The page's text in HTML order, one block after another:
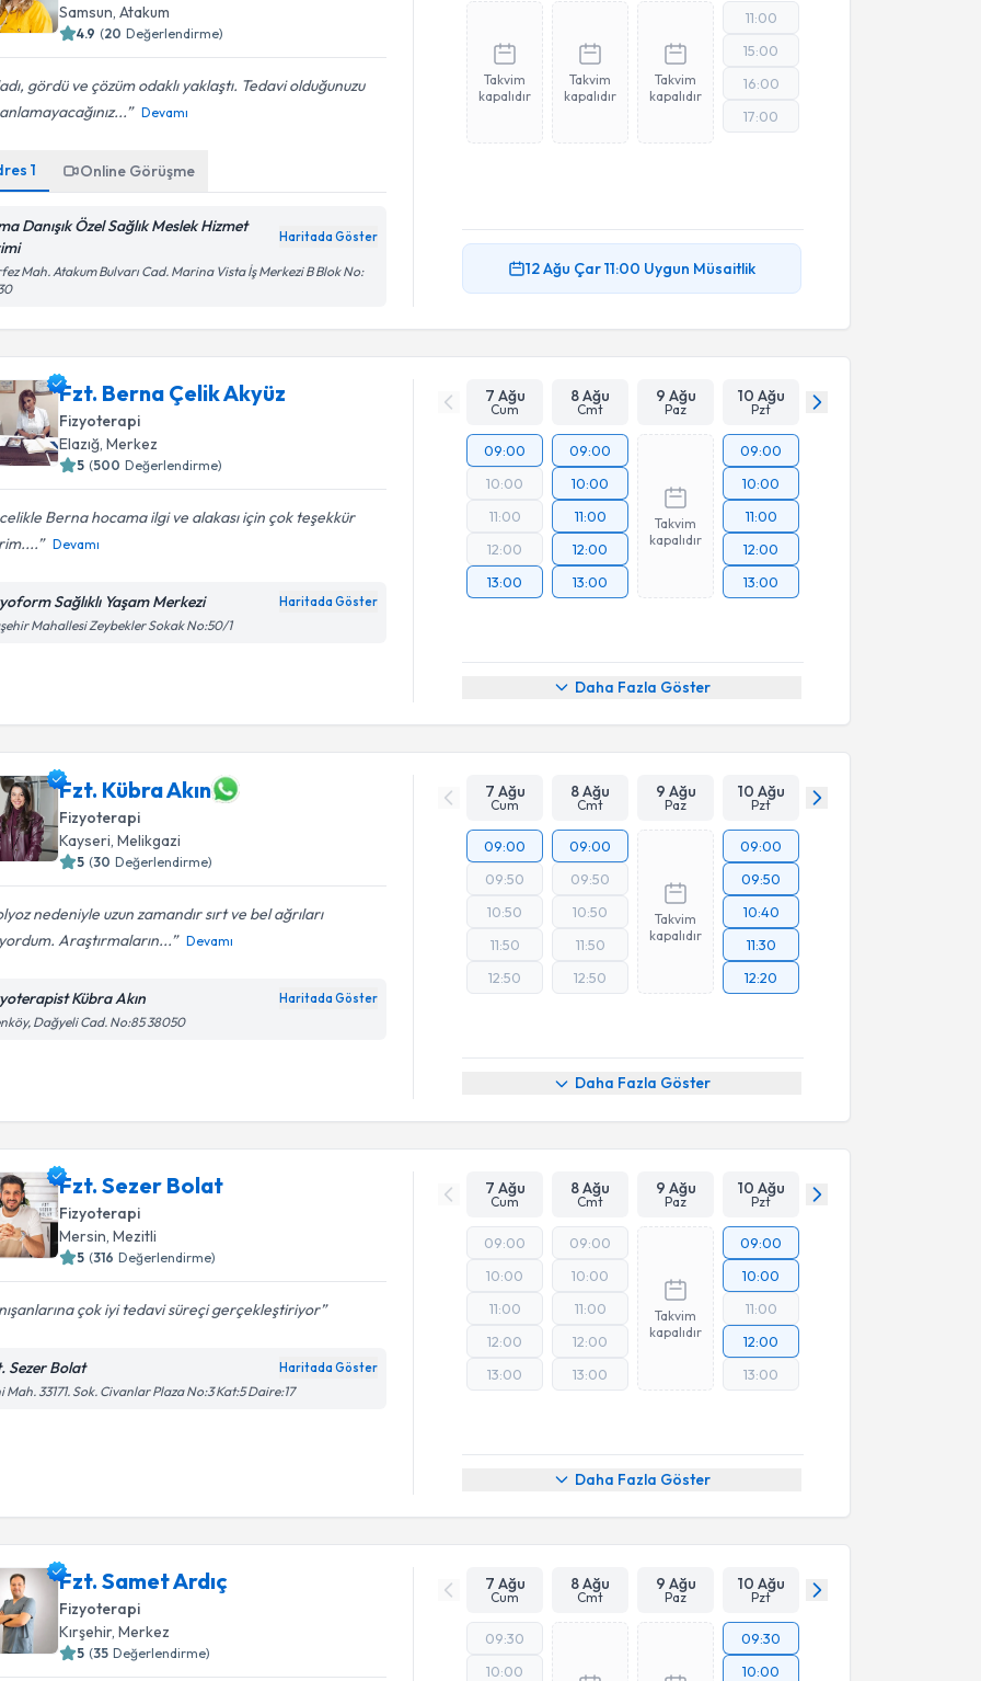
Samsun , Atakum
4.9 (20 Değerlendirme)
gördü ve çözüm odaklı yaklaştı. Tedavi olduğunuzu
Devamı
1 Online Görüşme
Danışık Özel Sağlık Meslek Hizmet
Haritada Göster
Mah. Atakum Bulvarı Cad. Marina Vista İş Merkezi B Blok No:
Takvim
kapalıdır
Takvim
kapalıdır
Takvim
kapalıdır
11:00
15:00
16:00
17:00
12 Ağu Çar11:00 Uygun Müsaitlik
Fzt. Berna Çelik Akyüz
Fizyoterapi
Elazığ , Merkez
5 (500 Değerlendirme)
Berna hocama ilgi ve alakası için çok teşekkür
Devamı
Sağlıklı Yaşam Merkezi Haritada Göster
Mahallesi Zeybekler Sokak No:50/1
7 Ağu
Cum
8 Ağu
Cmt
9 Ağu
Paz
10 Ağu
Pzt
09:00
10:00
11:00
12:00
13:00
09:00
10:00
11:00
12:00
13:00
Takvim
kapalıdır
09:00
10:00
11:00
12:00
13:00
Daha Fazla Göster
Fzt. Kübra Akın
Fizyoterapi
Kayseri, Melikgazi
5 (30 Değerlendirme)
nedeniyle uzun zamandır sırt ve bel ağrıları
Araştırmaların...
Devamı
Kübra Akın Haritada Göster
Dağyeli Cad. No:85 38050
7 Ağu
Cum
8 Ağu
Cmt
9 Ağu
Paz
10 Ağu
Pzt
09:00
09:50
10:50
11:50
12:50
09:00
09:50
10:50
11:50
12:50
Takvim
kapalıdır
09:00
09:50
10:40
11:30
12:20
Daha Fazla Göster
Fzt. Sezer Bolat
Fizyoterapi
Mersin , Mezitli
5 (316 Değerlendirme)
çok iyi tedavi süreçi gerçekleştiriyor
Sezer Bolat Haritada Göster
Mah. 33171. Sok. Civanlar Plaza No:3 Kat:5 Daire:17
7 Ağu
Cum
8 Ağu
Cmt
9 Ağu
Paz
10 Ağu
Pzt
09:00
10:00
11:00
12:00
13:00
09:00
10:00
11:00
12:00
13:00
Takvim
kapalıdır
09:00
10:00
11:00
12:00
13:00
Daha Fazla Göster
Fzt. Samet Ardıç
Fizyoterapi
Kırşehir, Merkez
5 (35 Değerlendirme)
7 Ağu
Cum
8 Ağu
Cmt
9 Ağu
Paz
10 Ağu
Pzt
09:30
10:00
09:30
10:00